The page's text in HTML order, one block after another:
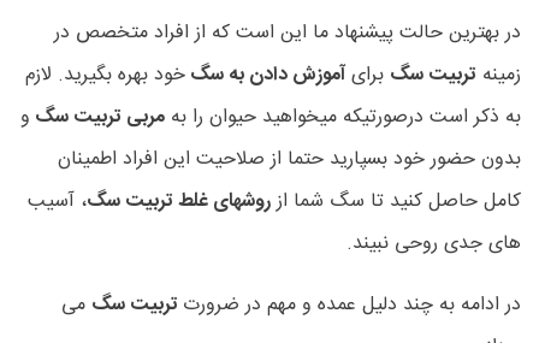
در بهترین حالت پیشنهاد ما این است که از افراد متخصص در
زمینه تربیت سگ برایآموزش دادن به سگخود بهره بگیرید. لازم
به ذکر است درصورتیکه میخواهید حیوان را به مربی تربیت سگ و
بدون حضور خود بسپارید حتما از صلاحیت این افراد اطمینان
کامل حاصل کنید تا سگ شما ازروشهای غلط تربیت سگ، آسیب
های جدی روحی نبیند.
در ادامه به چند دلیل عمده و مهم در ضرورت تربیت سگ می